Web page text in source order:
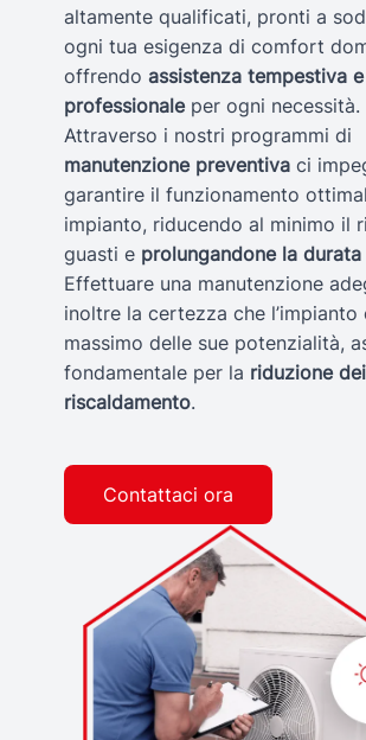
altamente qualificati, pronti a
ogni tua esigenza di comfort
offrendo assistenza tempestiva e
professionaleper ogni necessità.
Attraverso i nostri programmi di
manutenzione preventiva ci
garantire il funzionamento
impianto, riducendo al minimo il
guasti e prolungandone la
Effettuare una manutenzione
inoltre la certezza che l’impianto
massimo delle sue potenzialità,
fondamentale per la riduzione
riscaldamento.
Contattaci ora